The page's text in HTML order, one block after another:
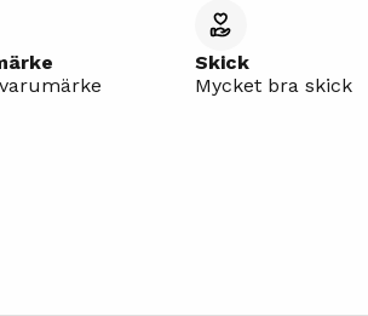
Skick
Mycket bra skick